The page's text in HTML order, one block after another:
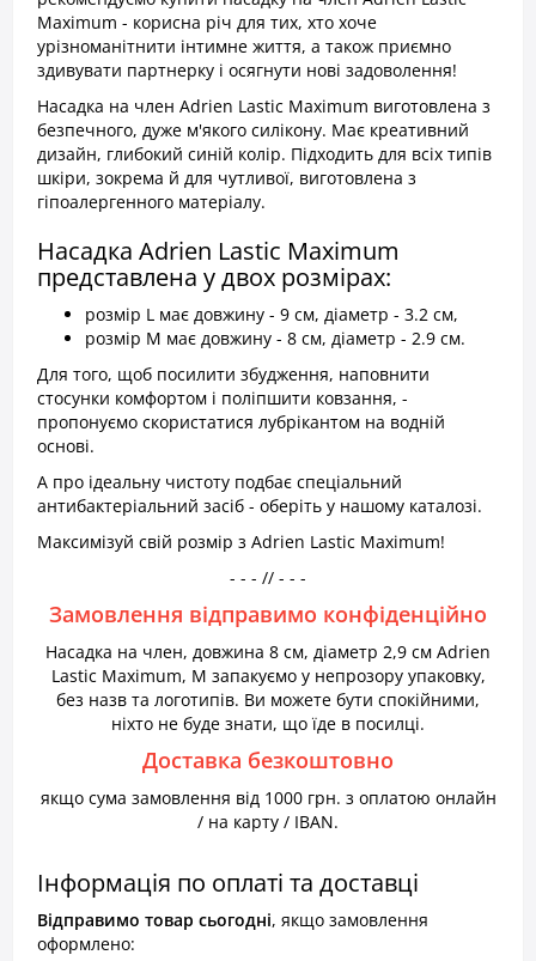
Maximum - корисна річ для тих, хто хоче
урізноманітнити інтимне життя, а також приємно
здивувати партнерку і осягнути нові задоволення!
Насадка на член Adrien Lastic Maximum виготовлена з
безпечного, дуже м'якого силікону. Має креативний
дизайн, глибокий синій колір. Підходить для всіх типів
шкіри, зокрема й для чутливої, виготовлена з
гіпоалергенного матеріалу.
Насадка Adrien Lastic Maximum
представлена у двох розмірах:
розмір L має довжину - 9 см, діаметр - 3.2 см,
розмір M має довжину - 8 см, діаметр - 2.9 см.
Для того, щоб посилити збудження, наповнити
стосунки комфортом і поліпшити ковзання, -
пропонуємо скористатися лубрікантом на водній
основі.
А про ідеальну чистоту подбає спеціальний
антибактеріальний засіб - оберіть у нашому каталозі.
Максимізуй свій розмір з Adrien Lastic Maximum!
- - - // - - -
Замовлення відправимо конфіденційно
Насадка на член, довжина 8 см, діаметр 2,9 см Adrien
Lastic Maximum, M запакуємо у непрозору упаковку,
без назв та логотипів. Ви можете бути спокійними,
ніхто не буде знати, що їде в посилці.
Доставка безкоштовно
якщо сума замовлення від 1000 грн. з оплатою онлайн
/ на карту / IBAN.
Інформація по оплаті та доставці
Відправимо товар сьогодні, якщо замовлення
оформлено: